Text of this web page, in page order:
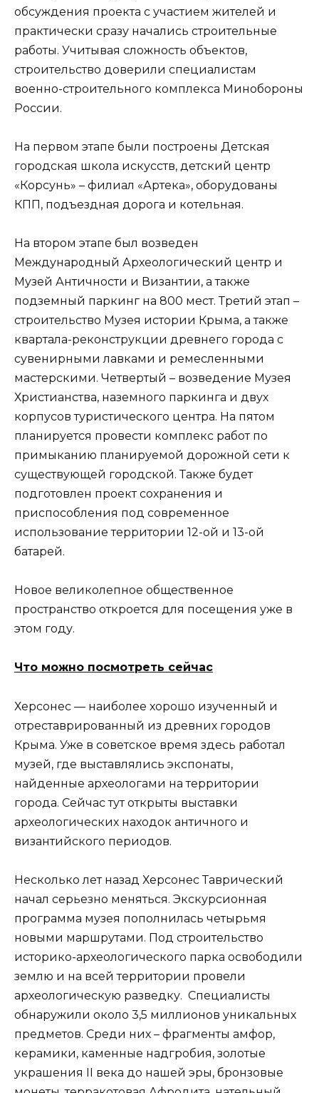
обсуждения проекта с участием жителей и
практически сразу начались строительные
работы. Учитывая сложность объектов,
строительство доверили специалистам
военно-строительного комплекса Минобороны
России.
На первом этапе были построены Детская
городская школа искусств, детский центр
«Корсунь» – филиал «Артека», оборудованы
КПП, подъездная дорога и котельная.
На втором этапе был возведен
Международный Археологический центр и
Музей Античности и Византии, а также
подземный паркинг на 800 мест. Третий этап –
строительство Музея истории Крыма, а также
квартала-реконструкции древнего города с
сувенирными лавками и ремесленными
мастерскими. Четвертый – возведение Музея
Христианства, наземного паркинга и двух
корпусов туристического центра. На пятом
планируется провести комплекс работ по
примыканию планируемой дорожной сети к
существующей городской. Также будет
подготовлен проект сохранения и
приспособления под современное
использование территории 12-ой и 13-ой
батарей.
Новое великолепное общественное
пространство откроется для посещения уже в
этом году.
Что можно посмотреть сейчас
Херсонес — наиболее хорошо изученный и
отреставрированный из древних городов
Крыма. Уже в советское время здесь работал
музей, где выставлялись экспонаты,
найденные археологами на территории
города. Сейчас тут открыты выставки
археологических находок античного и
византийского периодов.
Несколько лет назад Херсонес Таврический
начал серьезно меняться. Экскурсионная
программа музея пополнилась четырьмя
новыми маршрутами. Под строительство
историко-археологического парка освободили
землю и на всей территории провели
археологическую разведку. Специалисты
обнаружили около 3,5 миллионов уникальных
предметов. Среди них – фрагменты амфор,
керамики, каменные надгробия, золотые
украшения II века до нашей эры, бронзовые